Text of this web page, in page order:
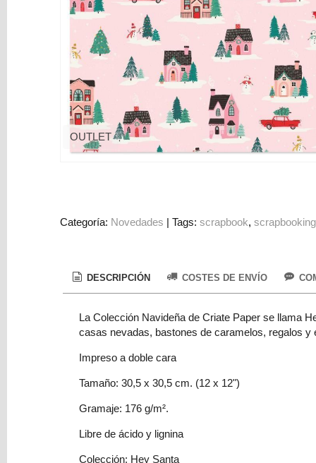
Papelería
Herramientas
Liquidación
Scrapbooking
Resinas
Colorantes
Figuras
Marcas
Carrito
OUTLET
Categoría: Novedades |Tags:scrapbook scrapbooking
DESCRIPCIÓN COSTES DE ENVÍO
La Colección Navideña de Criate Paper se llama
casas nevadas, bastones de caramelos, regalos
Impreso a doble cara
Tamaño: 30,5 x 30,5 cm. (12 x 12")
Gramaje: 176 g/m².
Libre de ácido y lignina
Colección: Hey Santa